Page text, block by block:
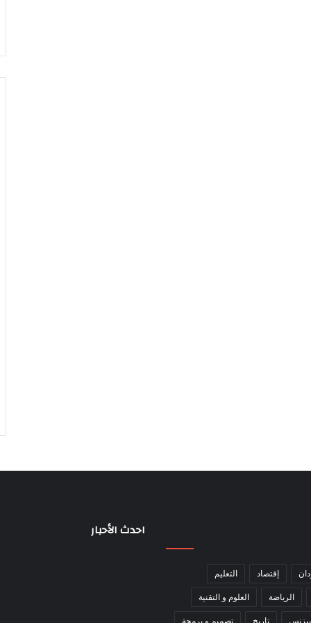
احدث الأحبار
إقتصاد التعليم
الرياضة العلوم و التقنية
بيزنس تاريخ تصميم و برمجة